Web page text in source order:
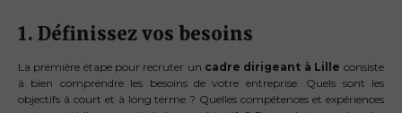
1. Définissez vos besoins
La première étape pour recruter un cadre dirigeant à Lille consiste
à bien comprendre les besoins de votre entreprise. Quels sont les
objectifs à court et à long terme ? Quelles compétences et expériences